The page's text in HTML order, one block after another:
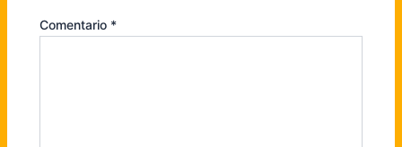
Comentario *